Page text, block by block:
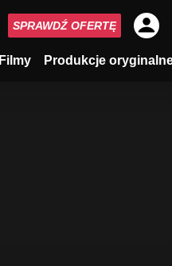
Filmy Produkcje
SPRAWDŹ OFERTĘ